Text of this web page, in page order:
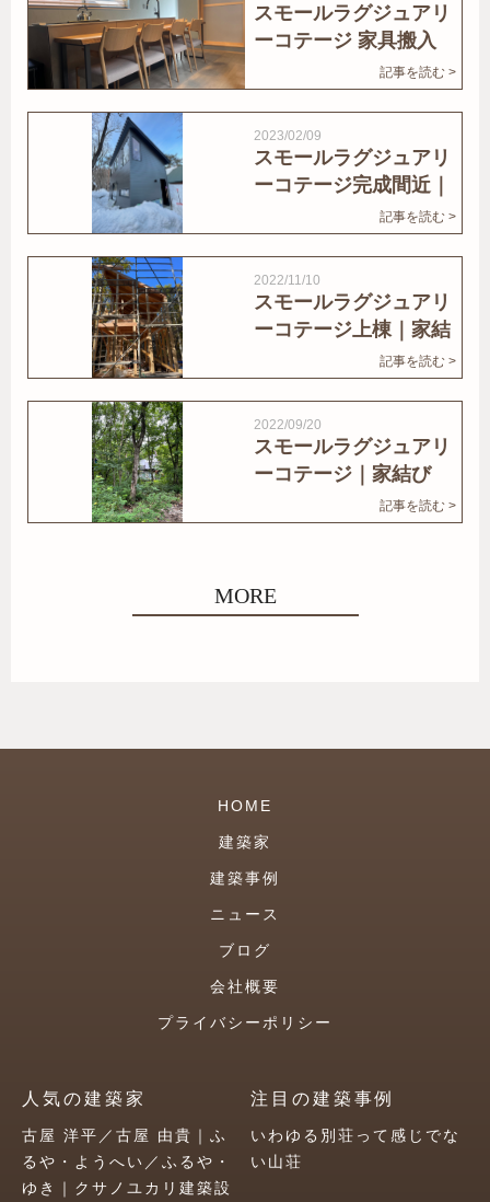
スモールラグジュアリ
ーコテージ 家具搬入
記事を読む >
2023/02/09
スモールラグジュアリ
ーコテージ完成間近｜
記事を読む >
2022/11/10
スモールラグジュアリ
ーコテージ上棟｜家結
記事を読む >
2022/09/20
スモールラグジュアリ
ーコテージ｜家結び
記事を読む >
MORE
HOME
建築家
建築事例
ニュース
ブログ
会社概要
プライバシーポリシー
人気の建築家
古屋 洋平／古屋 由貴｜ふ
るや・ようへい／ふるや・
ゆき｜クサノユカリ建築設
注目の建築事例
いわゆる別荘って感じでな
い山荘